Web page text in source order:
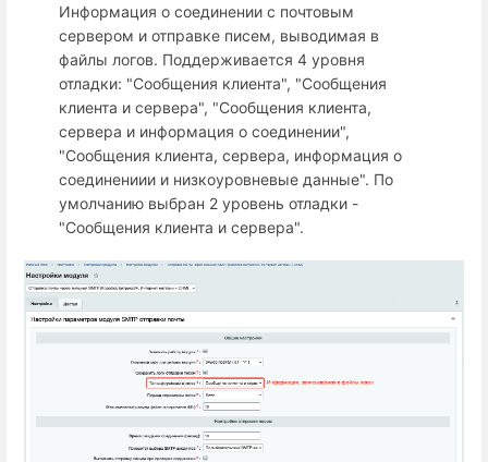
Информация о соединении с почтовым
сервером и отправке писем, выводимая в
файлы логов. Поддерживается 4 уровня
отладки: "Сообщения клиента", "Сообщения
клиента и сервера", "Сообщения клиента,
сервера и информация о соединении",
"Сообщения клиента, сервера, информация о
соединениии и низкоуровневые данные". По
умолчанию выбран 2 уровень отладки -
"Сообщения клиента и сервера".